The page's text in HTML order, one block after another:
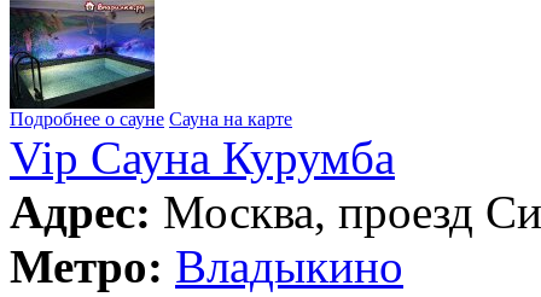
Подробнее о сауне Сауна на карте
Vip Сауна Курумба
Адрес: Москва, проезд
Метро: Владыкино